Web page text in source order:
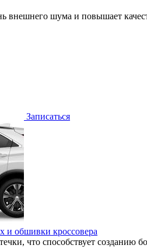
внешнего шума и повышает
Записаться
и обшивки кроссовера
что способствует созданию